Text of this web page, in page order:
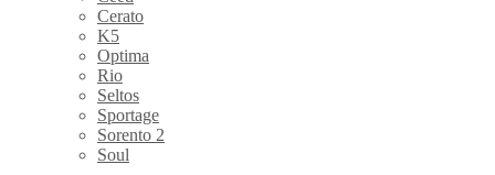
Cerato
K5
Optima
Rio
Seltos
Sportage
Sorento 2
Soul